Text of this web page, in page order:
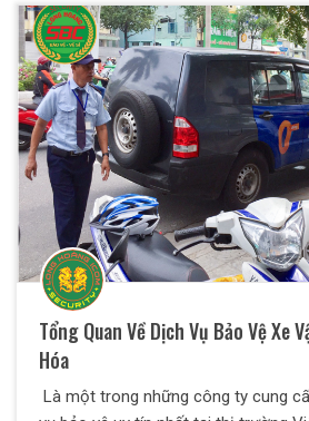
Tổng Quan Về Dịch Vụ Bảo Vệ Xe
Hóa
Là một trong những công ty cung